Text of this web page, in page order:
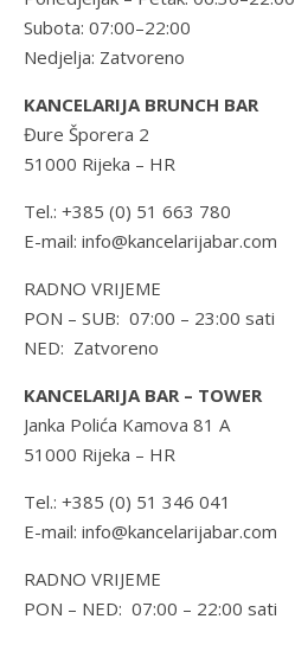
Subota: 07:00–22:00
Nedjelja: Zatvoreno
KANCELARIJA BRUNCH BAR
Đure Šporera 2
51000 Rijeka – HR
Tel.: +385 (0) 51 663 780
E-mail: info@kancelarijabar.com
RADNO VRIJEME
PON – SUB: 07:00 – 23:00 sati
NED: Zatvoreno
KANCELARIJA BAR – TOWER
Janka Polića Kamova 81 A
51000 Rijeka – HR
Tel.: +385 (0) 51 346 041
E-mail: info@kancelarijabar.com
RADNO VRIJEME
PON – NED: 07:00 – 22:00 sati